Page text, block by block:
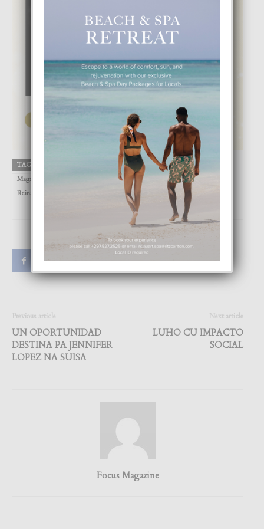
TAGS DIGITAL FOCUS
Magazine
Miss Peru 2022
Miss Venezuela
Reina Hispanoamerica 2023
Previous article
UN OPORTUNIDAD
DESTINA PA JENNIFER
LOPEZ NA SUISA
Next article
LUHO CU IMPACTO
SOCIAL
Focus Magazine